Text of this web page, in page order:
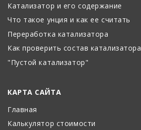
Катализатор и его содержание
Что такое унция и как ее считать
Переработка катализатора
Как проверить состав катализатора
"Пустой катализатор"
КАРТА САЙТА
Главная
Калькулятор стоимости